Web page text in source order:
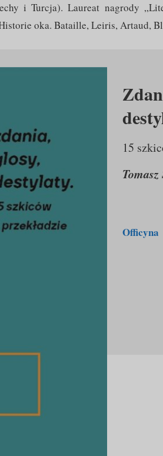
i Turcja). Laureat nagrody
oka. Bataille, Leiris, Artaud,
15
Tomasz
Officyna